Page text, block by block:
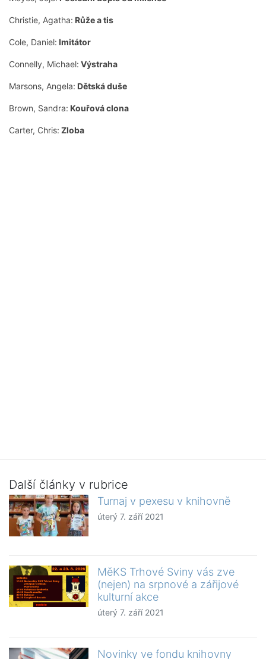
Christie, Agatha: Růže a tis
Cole, Daniel: Imitátor
Connelly, Michael: Výstraha
Marsons, Angela: Dětská duše
Brown, Sandra: Kouřová clona
Carter, Chris: Zloba
Další články v rubrice
Turnaj v pexesu v knihovně
úterý 7. září 2021
MěKS Trhové Sviny vás zve
(nejen) na srpnové a zářijové
kulturní akce
úterý 7. září 2021
Novinky ve fondu knihovny